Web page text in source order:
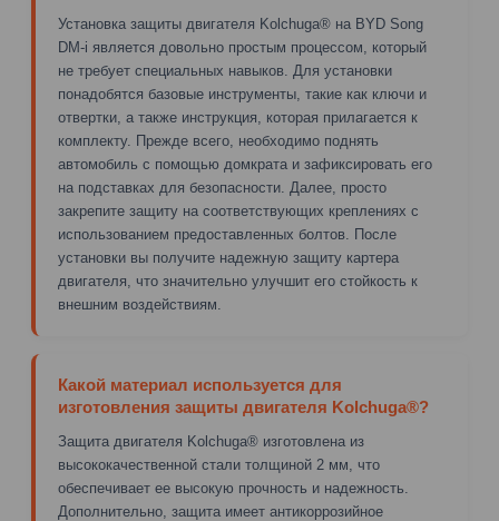
Установка защиты двигателя Kolchuga® на BYD Song
DM-i является довольно простым процессом, который
не требует специальных навыков. Для установки
понадобятся базовые инструменты, такие как ключи и
отвертки, а также инструкция, которая прилагается к
комплекту. Прежде всего, необходимо поднять
автомобиль с помощью домкрата и зафиксировать его
на подставках для безопасности. Далее, просто
закрепите защиту на соответствующих креплениях с
использованием предоставленных болтов. После
установки вы получите надежную защиту картера
двигателя, что значительно улучшит его стойкость к
внешним воздействиям.
Какой материал используется для
изготовления защиты двигателя Kolchuga®?
Защита двигателя Kolchuga® изготовлена из
высококачественной стали толщиной 2 мм, что
обеспечивает ее высокую прочность и надежность.
Дополнительно, защита имеет антикоррозийное